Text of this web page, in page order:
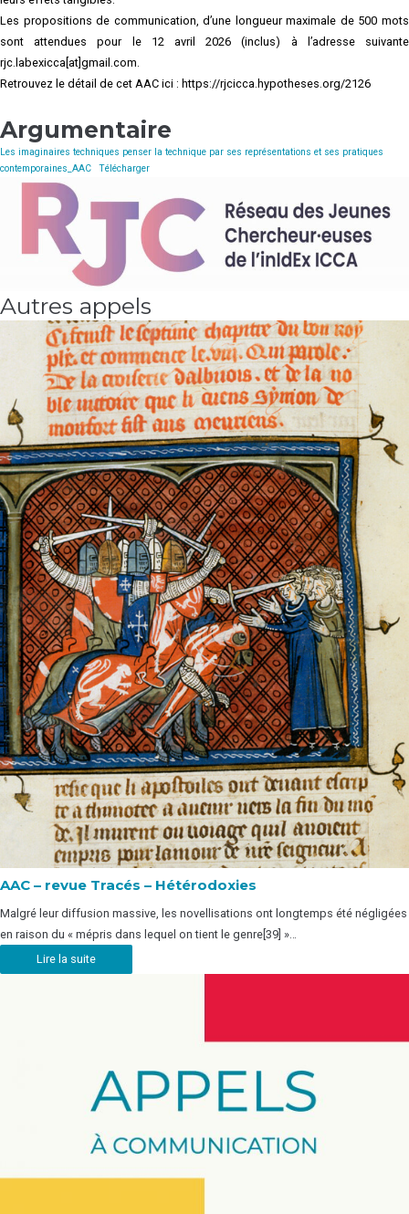
Les propositions de communication, d’une longueur maximale de 500 mots
sont attendues pour le 12 avril 2026 (inclus) à l’adresse suivante
rjc.labexicca[at]gmail.com.
Retrouvez le détail de cet AAC ici : https://rjcicca.hypotheses.org/2126
Argumentaire
Les imaginaires techniques penser la technique par ses représentations et ses pratiques
contemporaines_AAC
Télécharger
Autres appels
AAC – revue Tracés – Hétérodoxies
Malgré leur diffusion massive, les novellisations ont longtemps été négligées
en raison du « mépris dans lequel on tient le genre[39] »…
Lire la suite